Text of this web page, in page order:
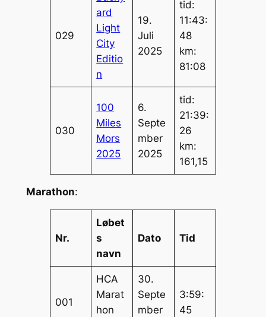
029
ard
Light
City
Editio
n
19.
Juli
2025
tid:
11:43:
48
km:
81:08
030
100
Miles
Mors
2025
6.
Septe
mber
2025
tid:
21:39:
26
km:
161,15
Marathon:
Nr.
Løbet
s
navn
Dato Tid
001
HCA
Marat
hon
30.
Septe
mber
3:59:
45